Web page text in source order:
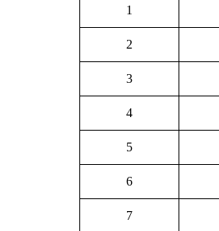
1
2
3
4
5
6
7